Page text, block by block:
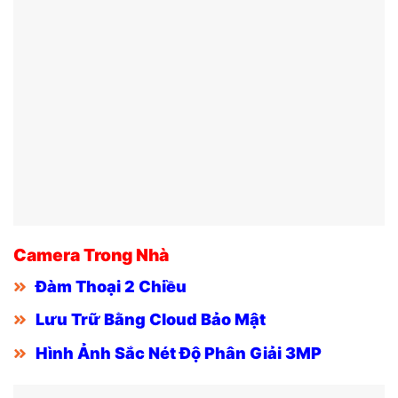
Camera Trong Nhà
Đàm Thoại 2 Chiều
Lưu Trữ Bằng Cloud Bảo Mật
Hình Ảnh Sắc Nét Độ Phân Giải 3MP